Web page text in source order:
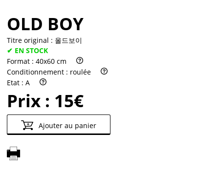
OLD BOY
Titre original : 올드보이
✔ EN STOCK
Format : 40x60 cm
Conditionnement : roulée
Etat : A
Prix : 15€
Ajouter au panier